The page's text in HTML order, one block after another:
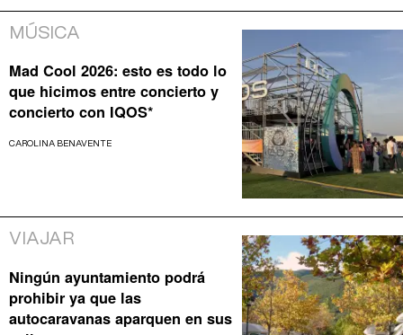
MÚSICA
Mad Cool 2026: esto es todo lo
que hicimos entre concierto y
concierto con IQOS*
CAROLINA BENAVENTE
VIAJAR
Ningún ayuntamiento podrá
prohibir ya que las
autocaravanas aparquen en sus